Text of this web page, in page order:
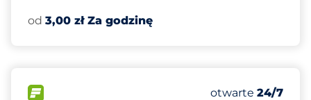
od 3,00 zł Za godzinę
Liczba miejsc
Całkowita
Sobota
otwarte 24/7